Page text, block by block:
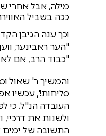
מילה, אבל אחרי
ככה בשביל
וכך ענה הגיבן
"הער ראבינער,
"כבוד הרב, אם לא
והמשיך ר' שאול
סליחות!', עכשיו
העובדה הנ"ל. כי
ולשנות את דרכיי,
התשובה של ימים